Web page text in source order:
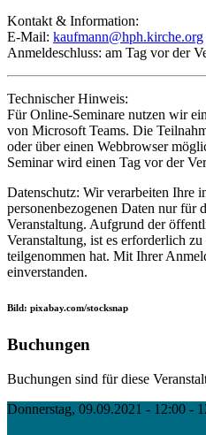
Kontakt & Information:
E-Mail: kaufmann@hph.kirche.org
Anmeldeschluss: am Tag vor der
Technischer Hinweis:
Für Online-Seminare nutzen wir
von Microsoft Teams. Die
oder über einen Webbrowser
Seminar wird einen Tag vor der
Datenschutz: Wir verarbeiten Ihre
personenbezogenen Daten nur für
Veranstaltung. Aufgrund der
Veranstaltung, ist es erforderlich
teilgenommen hat. Mit Ihrer
einverstanden.
Bild: pixabay.com/stocksnap
Buchungen
Buchungen sind für diese
Donnerstag, 09.09.2021 - 12:00 -